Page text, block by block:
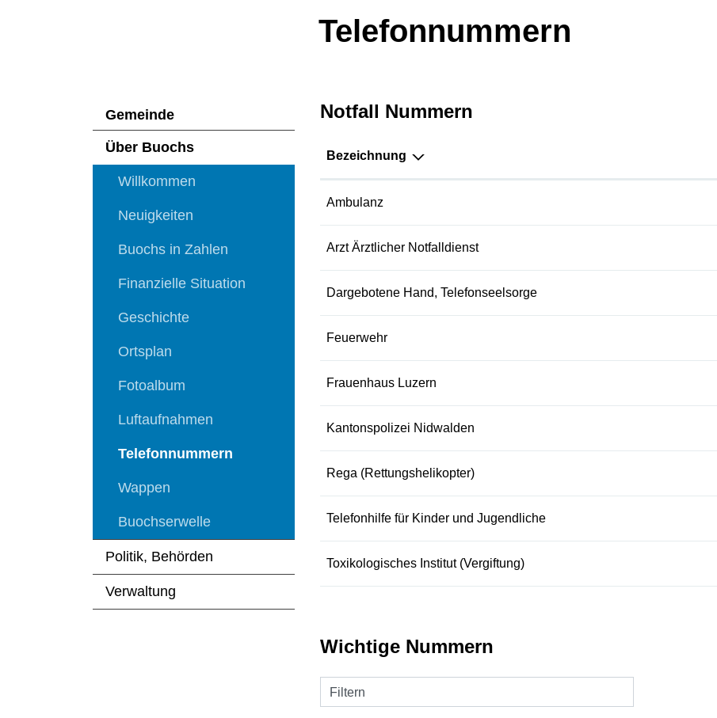
Telefonnummern
Gemeinde
Über Buochs
Willkommen
Neuigkeiten
Buochs in Zahlen
Finanzielle Situation
Geschichte
Ortsplan
Fotoalbum
Luftaufnahmen
Telefonnummern
(ausgewählt)
Wappen
Buochserwelle
Politik, Behörden
Verwaltung
Notfall Nummern
Bezeichnung
Ambulanz
Arzt Ärztlicher Notfalldienst
Dargebotene Hand, Telefonseelsorge
Feuerwehr
Frauenhaus Luzern
Kantonspolizei Nidwalden
Rega (Rettungshelikopter)
Telefonhilfe für Kinder und Jugendliche
Toxikologisches Institut (Vergiftung)
Wichtige Nummern
Filtern